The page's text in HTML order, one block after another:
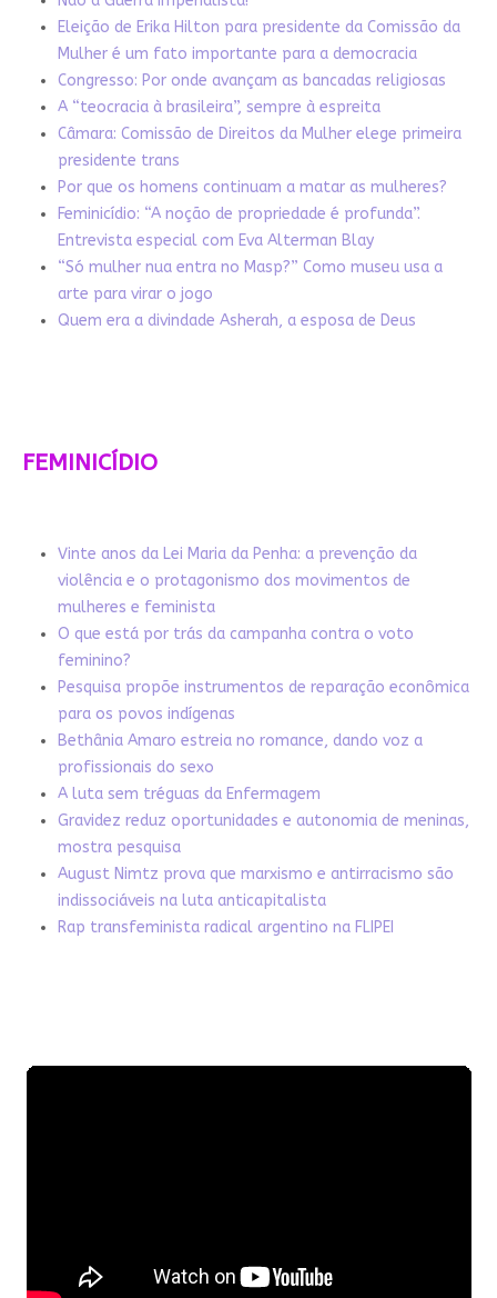
Eleição de Erika Hilton para presidente da Comissão da
Mulher é um fato importante para a democracia
Congresso: Por onde avançam as bancadas religiosas
A “teocracia à brasileira”, sempre à espreita
Câmara: Comissão de Direitos da Mulher elege primeira
presidente trans
Por que os homens continuam a matar as mulheres?
Feminicídio: “A noção de propriedade é profunda”.
Entrevista especial com Eva Alterman Blay
“Só mulher nua entra no Masp?” Como museu usa a
arte para virar o jogo
Quem era a divindade Asherah, a esposa de Deus
FEMINICÍDIO
Vinte anos da Lei Maria da Penha: a prevenção da
violência e o protagonismo dos movimentos de
mulheres e feminista
O que está por trás da campanha contra o voto
feminino?
Pesquisa propõe instrumentos de reparação econômica
para os povos indígenas
Bethânia Amaro estreia no romance, dando voz a
profissionais do sexo
A luta sem tréguas da Enfermagem
Gravidez reduz oportunidades e autonomia de meninas,
mostra pesquisa
August Nimtz prova que marxismo e antirracismo são
indissociáveis na luta anticapitalista
Rap transfeminista radical argentino na FLIPEI